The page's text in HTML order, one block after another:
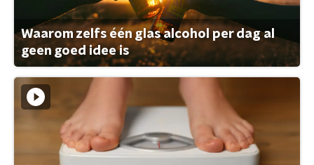
Waarom zelfs één glas alcohol per dag al
geen goed idee is